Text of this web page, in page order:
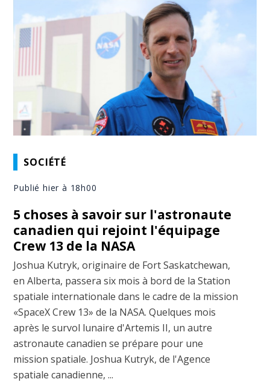
SOCIÉTÉ
Publié hier à 18h00
5 choses à savoir sur l'astronaute
canadien qui rejoint l'équipage
Crew 13 de la NASA
Joshua Kutryk, originaire de Fort Saskatchewan,
en Alberta, passera six mois à bord de la Station
spatiale internationale dans le cadre de la mission
«SpaceX Crew 13» de la NASA. Quelques mois
après le survol lunaire d'Artemis II, un autre
astronaute canadien se prépare pour une
mission spatiale. Joshua Kutryk, de l'Agence
spatiale canadienne, ...